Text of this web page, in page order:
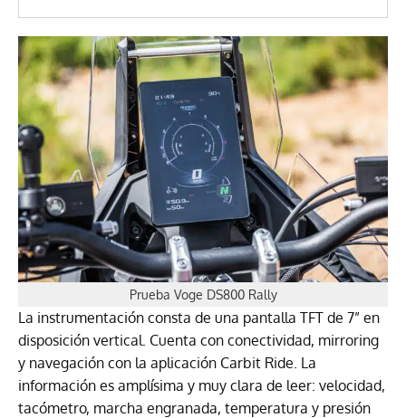
Prueba Voge DS800 Rally
La instrumentación consta de una pantalla TFT de 7” en
disposición vertical. Cuenta con conectividad, mirroring
y navegación con la aplicación Carbit Ride. La
información es amplísima y muy clara de leer: velocidad,
tacómetro, marcha engranada, temperatura y presión